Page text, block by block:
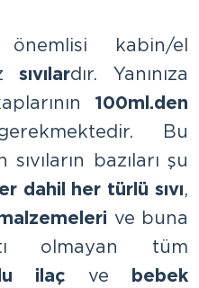
kabin/el
sıvılardır. Yanınıza
100ml.den
Bu
bazıları şu
dahil her türlü sıvı,
ve buna
olmayan tüm
ilaç ve bebek